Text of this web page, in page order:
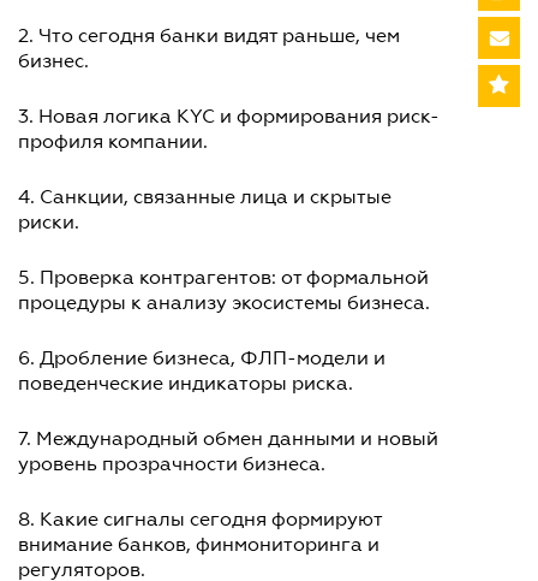
2. Что сегодня банки видят раньше, чем
бизнес.
3. Новая логика KYC и формирования риск-
профиля компании.
4. Санкции, связанные лица и скрытые
риски.
5. Проверка контрагентов: от формальной
процедуры к анализу экосистемы бизнеса.
6. Дробление бизнеса, ФЛП-модели и
поведенческие индикаторы риска.
7. Международный обмен данными и новый
уровень прозрачности бизнеса.
8. Какие сигналы сегодня формируют
внимание банков, финмониторинга и
регуляторов.